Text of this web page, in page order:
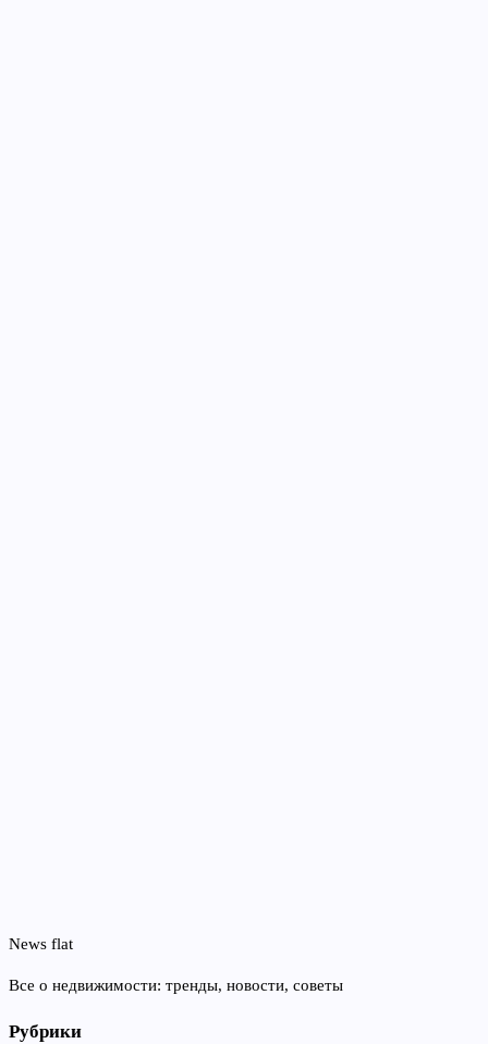
News flat
Все о недвижимости: тренды, новости, советы
Рубрики